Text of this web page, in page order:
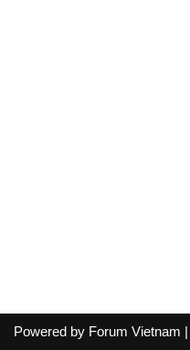
Powered by Forum Vietnam